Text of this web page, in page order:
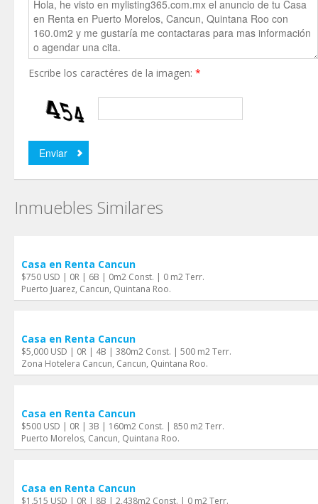
Escribe los caractéres de la imagen: *
Inmuebles Similares
Casa en Renta Cancun
$750 USD | 0R | 6B | 0m2 Const. | 0 m2 Terr.
Puerto Juarez, Cancun, Quintana Roo.
Casa en Renta Cancun
$5,000 USD | 0R | 4B | 380m2 Const. | 500 m2 Terr.
Zona Hotelera Cancun, Cancun, Quintana Roo.
Casa en Renta Cancun
$500 USD | 0R | 3B | 160m2 Const. | 850 m2 Terr.
Puerto Morelos, Cancun, Quintana Roo.
Casa en Renta Cancun
$1,515 USD | 0R | 8B | 2,438m2 Const. | 0 m2 Terr.